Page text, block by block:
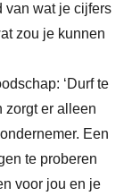
van wat je cijfers
zou je kunnen
‘Durf te
zorgt er alleen
Een
te proberen
voor jou en je